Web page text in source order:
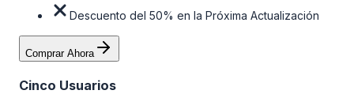
Descuento del 50% en la Próxima Actualización
Comprar Ahora
Cinco Usuarios